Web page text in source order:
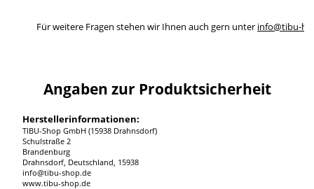
Für weitere Fragen stehen wir Ihnen auch gern unter info@tibu-
Angaben zur Produktsicherheit
Herstellerinformationen:
TIBU-Shop GmbH (15938 Drahnsdorf)
Schulstraße 2
Brandenburg
Drahnsdorf, Deutschland, 15938
info@tibu-shop.de
www.tibu-shop.de